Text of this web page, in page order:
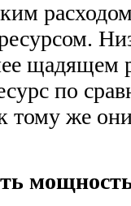
щадящем
по
тому же